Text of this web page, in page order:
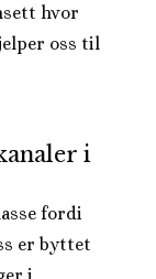
hvor
oss til
i
fordi
er byttet
i